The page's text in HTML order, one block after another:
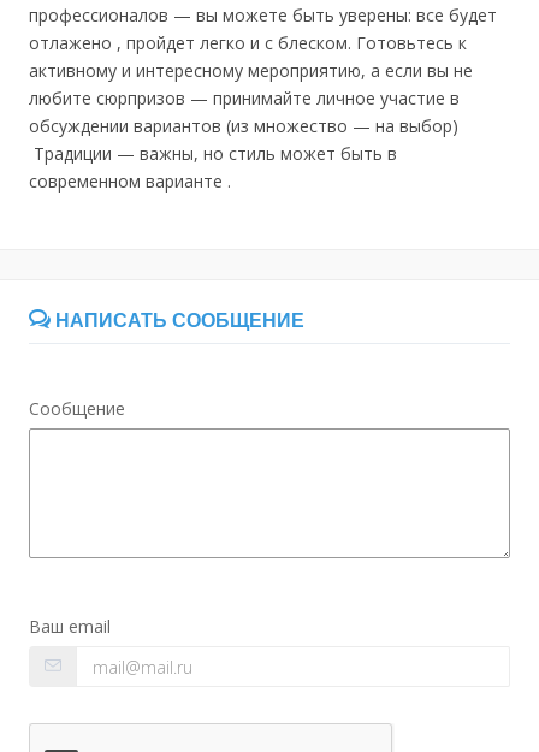
профессионалов — вы можете быть уверены: все будет
отлажено , пройдет легко и с блеском. Готовьтесь к
активному и интересному мероприятию, а если вы не
любите сюрпризов — принимайте личное участие в
обсуждении вариантов (из множество — на выбор)
Традиции — важны, но стиль может быть в
современном варианте .
НАПИСАТЬ СООБЩЕНИЕ
Сообщение
Ваш email